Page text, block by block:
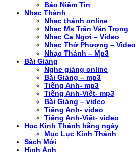
Báo Niềm Tin
Nhạc Thánh
Nhạc thánh online
Nhạc Ms Trần Văn Trọng
Nhạc Ca Ngơi – Video
Nhạc Thờ Phượng – Video
Nhạc Thánh – Mp3
Bài Giảng
Nghe giảng online
Bài Giảng – mp3
Tiếng Anh- mp3
Tiếng Anh-Việt- mp3
Bài Giảng – video
Tiếng Anh- video
Tiếng Anh-Việt- video
Học Kinh Thánh hằng ngày
Mục Lục Kinh Thánh
Sách Mới
Hình Ảnh